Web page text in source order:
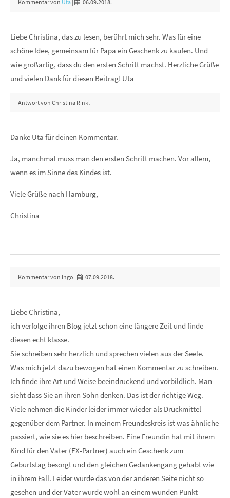
Kommentar von Uta 06.09.2018.
Liebe Christina, das zu lesen, berührt mich sehr. Was für eine
schöne Idee, gemeinsam für Papa ein Geschenk zu kaufen. Und
wie großartig, dass du den ersten Schritt machst. Herzliche Grüße
und vielen Dank für diesen Beitrag! Uta
Antwort von Christina Rinkl
Danke Uta für deinen Kommentar.
Ja, manchmal muss man den ersten Schritt machen. Vor allem,
wenn es im Sinne des Kindes ist.
Viele Grüße nach Hamburg,
Christina
Kommentar von Ingo | 07.09.2018.
Liebe Christina,
ich verfolge ihren Blog jetzt schon eine längere Zeit und finde
diesen echt klasse.
Sie schreiben sehr herzlich und sprechen vielen aus der Seele.
Was mich jetzt dazu bewogen hat einen Kommentar zu schreiben.
Ich finde ihre Art und Weise beeindruckend und vorbildlich. Man
sieht dass Sie an ihren Sohn denken. Das ist der richtige Weg.
Viele nehmen die Kinder leider immer wieder als Druckmittel
gegenüber dem Partner. In meinem Freundeskreis ist was ähnliche
passiert, wie sie es hier beschreiben. Eine Freundin hat mit ihrem
Kind für den Vater (EX-Partner) auch ein Geschenk zum
Geburtstag besorgt und den gleichen Gedankengang gehabt wie
in ihrem Fall. Leider wurde das von der anderen Seite nicht so
gesehen und der Vater wurde wohl an einem wunden Punkt